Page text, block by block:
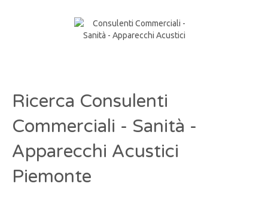
Ricerca Consulenti
Commerciali - Sanità -
Apparecchi Acustici
Piemonte